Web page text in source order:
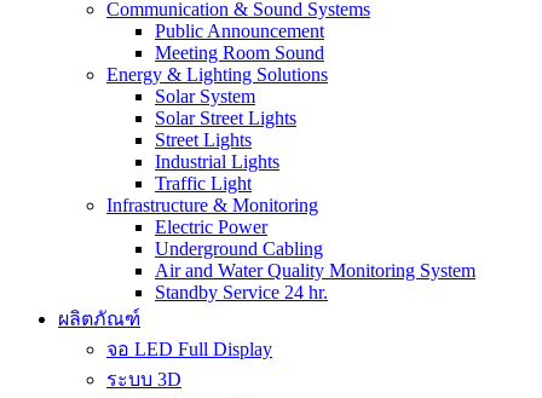
Communication & Sound Systems
Public Announcement
Meeting Room Sound
Energy & Lighting Solutions
Solar System
Solar Street Lights
Street Lights
Industrial Lights
Traffic Light
Infrastructure & Monitoring
Electric Power
Underground Cabling
Air and Water Quality Monitoring System
Standby Service 24 hr.
ผลิตภัณฑ์
จอ LED Full Display
ระบบ 3D